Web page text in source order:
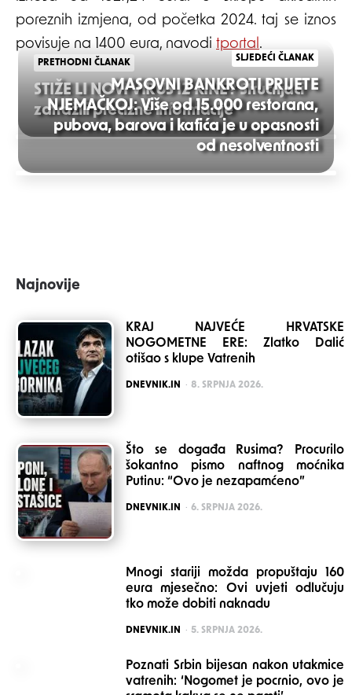
poreznih izmjena, od početka 2024. taj se iznos
povisuje na 1400 eura, navodi tportal.
Post
navigation
PRETHODNI ČLANAK
STIŽE LI NOVI VIRUS IZ KINE? Stručnjaci
zatražili precizne informacije
SLJEDEĆI ČLANAK
MASOVNI BANKROTI PRIJETE
NJEMAČKOJ: Više od 15.000 restorana,
pubova, barova i kafića je u opasnosti
od nesolventnosti
Najnovije
KRAJ NAJVEĆE HRVATSKE
NOGOMETNE ERE: Zlatko Dalić
otišao s klupe Vatrenih
POSTED
DNEVNIK.IN 8. SRPNJA 2026.
Što se događa Rusima? Procurilo
šokantno pismo naftnog moćnika
Putinu: “Ovo je nezapamćeno”
POSTED
DNEVNIK.IN 6. SRPNJA 2026.
Mnogi stariji možda propuštaju 160
eura mjesečno: Ovi uvjeti odlučuju
tko može dobiti naknadu
POSTED
DNEVNIK.IN 5. SRPNJA 2026.
Poznati Srbin bijesan nakon utakmice
vatrenih: ‘Nogomet je pocrnio, ovo je